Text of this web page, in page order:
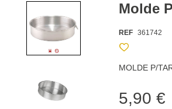
Molde
REF 361742
MOLDE P/
5,90 €